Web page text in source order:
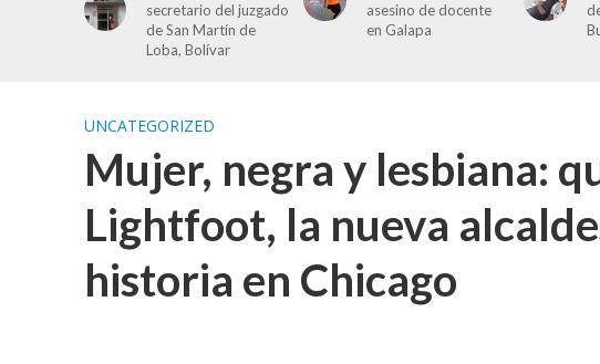
secretario del juzgado
de San Martín de
Loba, Bolívar
asesino de docente
en Galapa
UNCATEGORIZED
Mujer, negra y lesbiana:
Lightfoot, la nueva
historia en Chicago